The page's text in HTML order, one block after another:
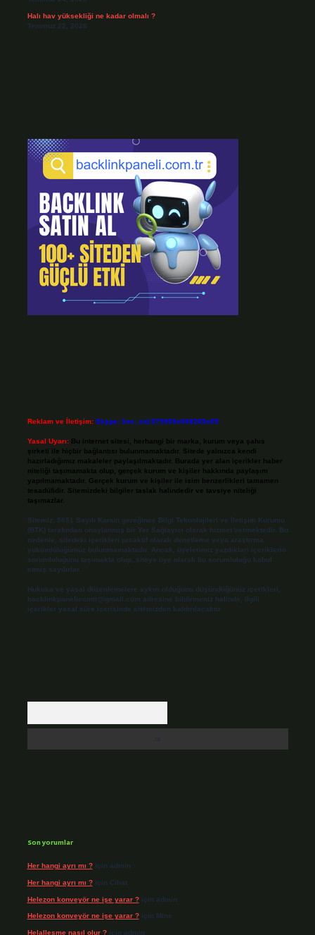
Halı hav yüksekliği ne kadar olmalı ?
Temmuz 22, 2026
Reklam ve İletişim: Skype: live:.cid.575569c608265c69
Yasal Uyarı: Bu internet sitesi, herhangi bir marka, kurum veya şahıs
şirketi ile hiçbir bağlantısı bulunmamaktadır. Sitede yalnızca kendi
hazırladığımız makaleler paylaşılmaktadır. Burada yer alan içerikler haber
niteliği taşımamakta olup, gerçek kurum ve kişiler hakkında paylaşım
yapılmamaktadır. Gerçek kurum ve kişiler ile isim benzerlikleri tamamen
tesadüfidir. Sitemizdeki bilgiler taslak halindedir ve tavsiye niteliği
taşımazlar.
Sitemiz, 5651 Sayılı Kanun gereğince Bilgi Teknolojileri ve İletişim Kurumu
(BTK) tarafından onaylanmış bir Yer Sağlayıcı olarak hizmet vermektedir. Bu
nedenle, sitedeki içerikleri proaktif olarak denetleme veya araştırma
yükümlülüğümüz bulunmamaktadır. Ancak, üyelerimiz yazdıkları içeriklerin
sorumluluğunu taşımakta olup, siteye üye olarak bu sorumluluğu kabul
etmiş sayılırlar.
Hukuka ve yasal düzenlemelere aykırı olduğunu düşündüğünüz içerikleri,
backlinkpanelicomtr@gmail.com adresine bildirmeniz halinde, ilgili
içerikler yasal süre içerisinde sitemizden kaldırılacaktır.
Son yorumlar
Her hangi ayrı mı ?için admin
Her hangi ayrı mı ?için Cihat
Helezon konveyör ne işe yarar ?için admin
Helezon konveyör ne işe yarar ?için Mine
Helalleşme nasıl olur ?için admin